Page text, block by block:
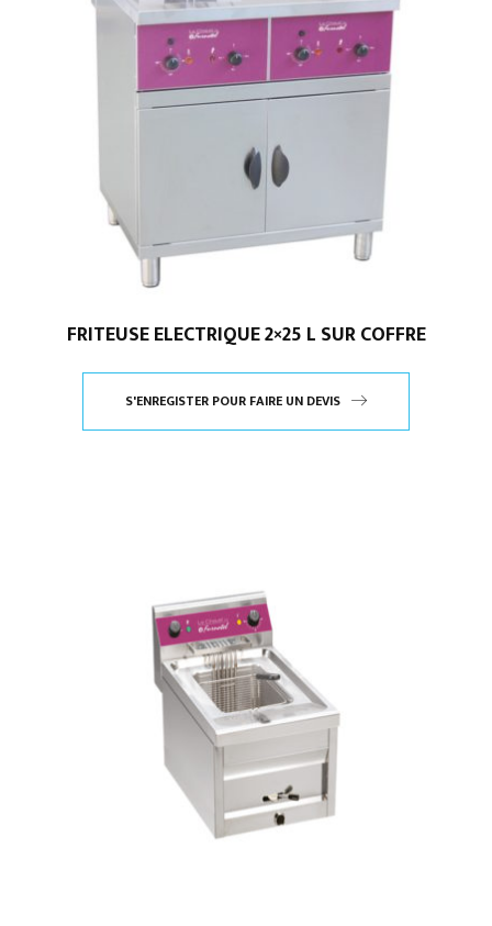
FRITEUSE ELECTRIQUE 2×25 L SUR COFFRE
S'ENREGISTER POUR FAIRE UN DEVIS